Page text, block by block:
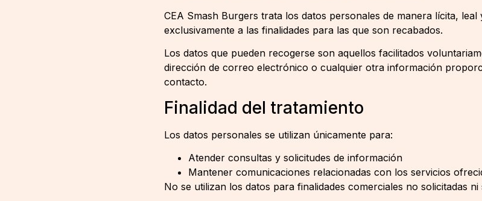
CEA Smash Burgers trata los datos personales de manera lícita,
exclusivamente a las finalidades para las que son recabados.
Los datos que pueden recogerse son aquellos facilitados
dirección de correo electrónico o cualquier otra información
contacto.
Finalidad del tratamiento
Los datos personales se utilizan únicamente para:
Atender consultas y solicitudes de información
Mantener comunicaciones relacionadas con los servicios
No se utilizan los datos para finalidades comerciales no solicitadas